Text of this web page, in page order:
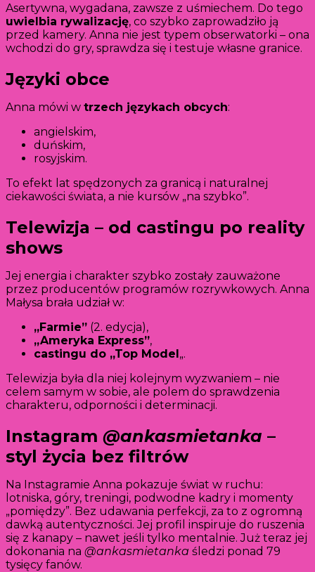
Asertywna, wygadana, zawsze z uśmiechem. Do tego
uwielbia rywalizację, co szybko zaprowadziło ją
przed kamery. Anna nie jest typem obserwatorki – ona
wchodzi do gry, sprawdza się i testuje własne granice.
Języki obce
Anna mówi w trzech językach obcych:
angielskim,
duńskim,
rosyjskim.
To efekt lat spędzonych za granicą i naturalnej
ciekawości świata, a nie kursów „na szybko”.
Telewizja – od castingu po reality
shows
Jej energia i charakter szybko zostały zauważone
przez producentów programów rozrywkowych. Anna
Małysa brała udział w:
„Farmie” (2. edycja),
„Ameryka Express”,
castingu do „Top Model„.
Telewizja była dla niej kolejnym wyzwaniem – nie
celem samym w sobie, ale polem do sprawdzenia
charakteru, odporności i determinacji.
Instagram @ankasmietanka –
styl życia bez filtrów
Na Instagramie Anna pokazuje świat w ruchu:
lotniska, góry, treningi, podwodne kadry i momenty
„pomiędzy”. Bez udawania perfekcji, za to z ogromną
dawką autentyczności. Jej profil inspiruje do ruszenia
się z kanapy – nawet jeśli tylko mentalnie. Już teraz jej
dokonania na @ankasmietanka śledzi ponad 79
tysięcy fanów.